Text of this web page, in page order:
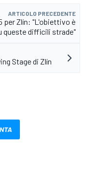
ARTICOLO PRECEDENTE
per Zlín: "L'obiettivo è
queste difficili strade"
Stage di Zlín